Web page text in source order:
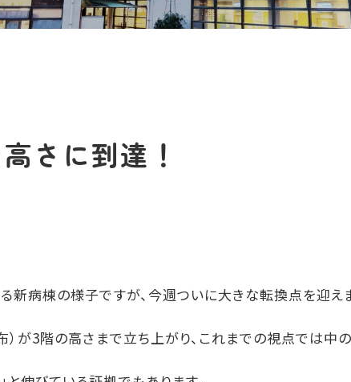
さに到達！
新病棟の様子ですが、今週ついに大きな転換点を迎え
）が3階の高さまで立ち上がり、これまでの視点では中